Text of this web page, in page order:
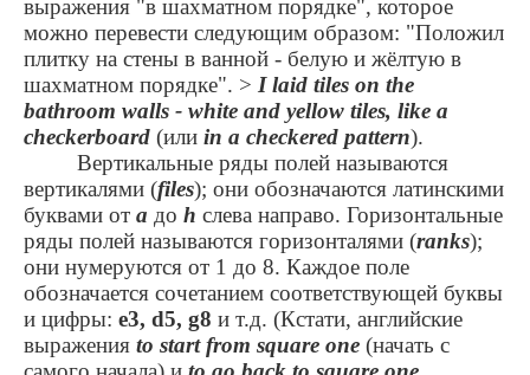
выражения "в шахматном порядке", которое
можно перевести следующим образом: "Положил
плитку на стены в ванной - белую и жёлтую в
шахматном порядке". > I laid tiles on the
bathroom walls - white and yellow tiles, like a
checkerboard (или in a checkered pattern).
Вертикальные ряды полей называются
вертикалями (files); они обозначаются латинскими
буквами от a до h слева направо. Горизонтальные
ряды полей называются горизонталями (ranks);
они нумеруются от 1 до 8. Каждое поле
обозначается сочетанием соответствующей буквы
и цифры: е3, d5, g8 и т.д. (Кстати, английские
выражения to start from square one (начать с